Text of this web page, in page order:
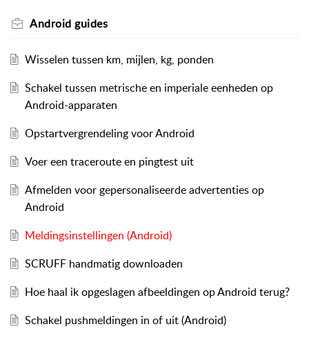
Android guides
Wisselen tussen km, mijlen, kg, ponden
Schakel tussen metrische en imperiale eenheden op
Android-apparaten
Opstartvergrendeling voor Android
Voer een traceroute en pingtest uit
Afmelden voor gepersonaliseerde advertenties op
Android
Meldingsinstellingen (Android)
SCRUFF handmatig downloaden
Hoe haal ik opgeslagen afbeeldingen op Android terug?
Schakel pushmeldingen in of uit (Android)